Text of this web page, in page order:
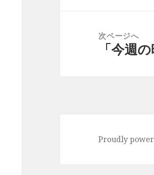
次ページへ
次「今週
Proudly